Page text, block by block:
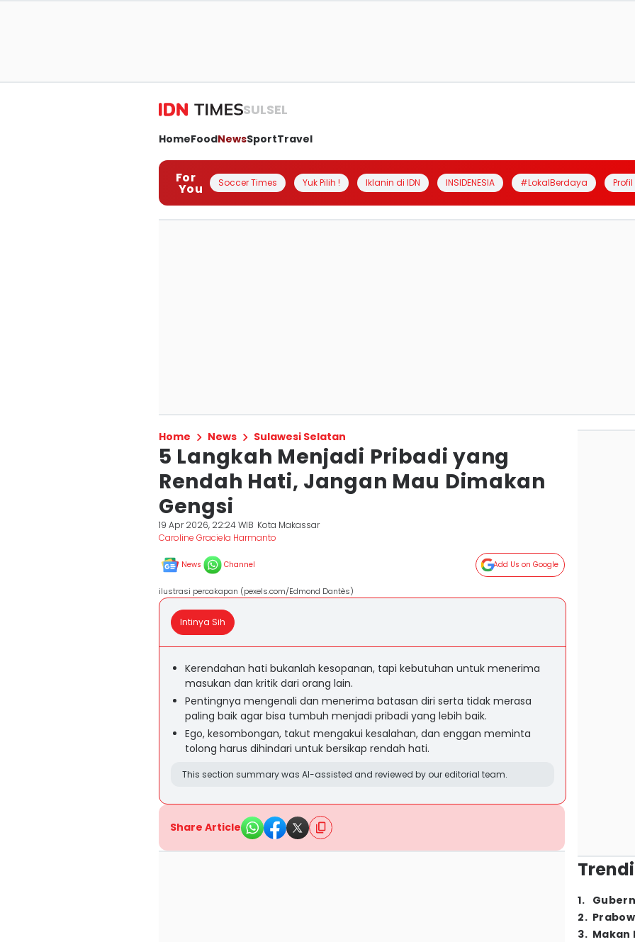
SULSEL
HomeFoodNewsSportTravel
For
You Soccer Times Yuk Pilih ! Iklanin di IDN INSIDENESIA #LokalBerdaya
Home News Sulawesi Selatan
5 Langkah Menjadi Pribadi yang
Rendah Hati, Jangan Mau Dimakan
Gengsi
19 Apr 2026, 22:24 WIB Kota Makassar
Caroline Graciela Harmanto
News Channel Add Us on Google
ilustrasi percakapan (pexels.com/Edmond Dantès)
Intinya Sih
Kerendahan hati bukanlah kesopanan, tapi kebutuhan untuk menerima
masukan dan kritik dari orang lain.
Pentingnya mengenali dan menerima batasan diri serta tidak merasa
paling baik agar bisa tumbuh menjadi pribadi yang lebih baik.
Ego, kesombongan, takut mengakui kesalahan, dan enggan meminta
tolong harus dihindari untuk bersikap rendah hati.
This section summary was AI-assisted and reviewed by our editorial team.
Share Article
1.
2.
3. Makan